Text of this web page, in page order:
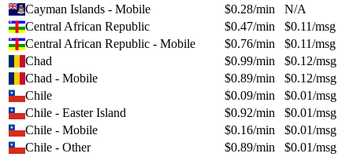
Cayman Islands - Mobile
$0.28/min
N/A
Central African Republic
$0.47/min $0.11/msg
Central African Republic - Mobile
$0.76/min $0.11/msg
Chad
$0.99/min $0.12/msg
Chad - Mobile
$0.89/min $0.12/msg
Chile
$0.09/min $0.01/msg
Chile - Easter Island
$0.92/min $0.01/msg
Chile - Mobile
$0.16/min $0.01/msg
Chile - Other
$0.89/min $0.01/msg